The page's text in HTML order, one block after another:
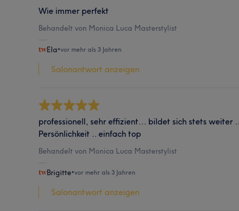
Wie immer perfekt
Behandelt von Monica Luca Masterstylist
Ela•vor mehr als 3 Jahren
Salonantwort anzeigen
professionell, sehr effizient… bildet sich stets weiter
Persönlichkeit .. einfach top
Behandelt von Monica Luca Masterstylist
Brigitte•vor mehr als 3 Jahren
Salonantwort anzeigen